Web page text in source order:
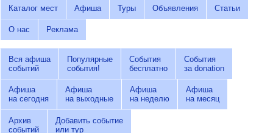
Каталог мест Афиша Туры Объявления Статьи
О нас Реклама
Вся афиша
событий
Популярные
события!
События
бесплатно
События
за donation
Афиша
на сегодня
Афиша
на выходные
Афиша
на неделю
Афиша
на месяц
Архив
событий
Добавить событие
или тур